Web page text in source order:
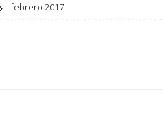
febrero 2017